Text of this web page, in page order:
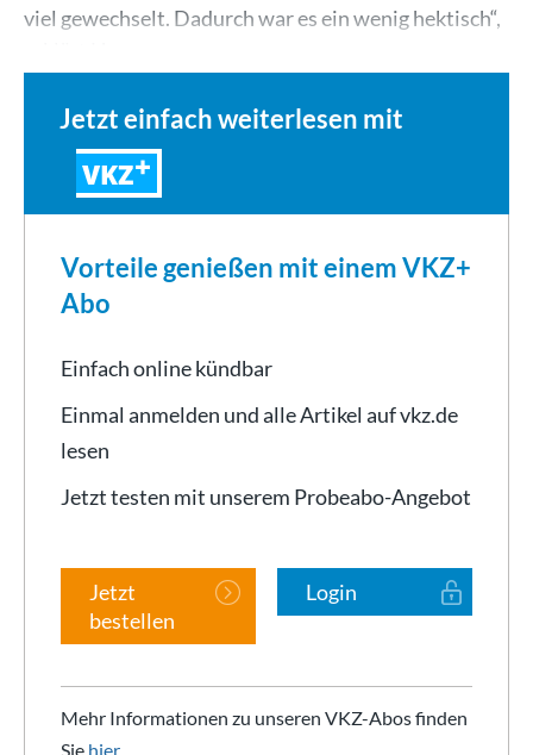
viel gewechselt. Dadurch war es ein wenig hektisch“,
Jetzt einfach weiterlesen mit
VKZ
Vorteile genießen mit einem VKZ+
Abo
Einfach online kündbar
Einmal anmelden und alle Artikel auf vkz.de
lesen
Jetzt testen mit unserem Probeabo-Angebot
Jetzt
bestellen
Login
Mehr Informationen zu unseren VKZ-Abos finden
Sie hier